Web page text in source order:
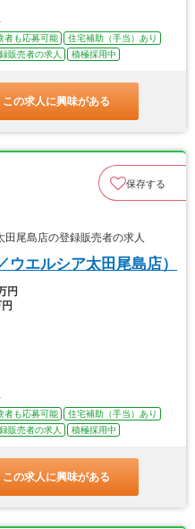
者も応募可能
住宅補助（手当）あり
販売者の求人 積極採用中
この求人に興味がある
保存する
尾島店の登録販売者の求人
エルシア太田尾島店）
円
者も応募可能
住宅補助（手当）あり
販売者の求人 積極採用中
この求人に興味がある